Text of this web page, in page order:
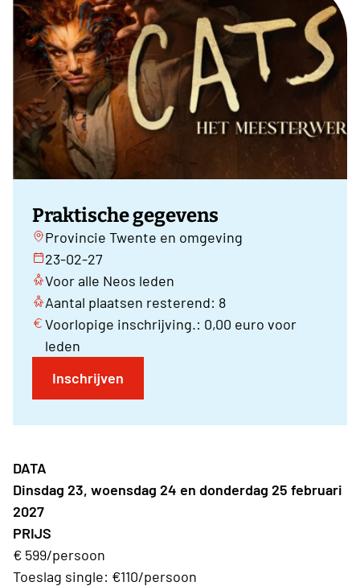
Praktische gegevens
Provincie Twente en omgeving
23-02-27
Voor alle Neos leden
Aantal plaatsen resterend: 8
Voorlopige inschrijving.: 0,00 euro voor
leden
Inschrijven
DATA
Dinsdag 23, woensdag 24 en donderdag 25 februari
2027
PRIJS
€ 599/persoon
Toeslag single: €110/persoon